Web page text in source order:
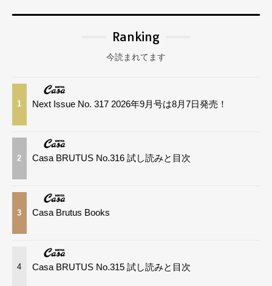
Ranking
今読まれてます
1 Next Issue No. 317 2026年9月号は8月7日発売！
2 Casa BRUTUS No.316 試し読みと目次
3 Casa Brutus Books
4 Casa BRUTUS No.315 試し読みと目次